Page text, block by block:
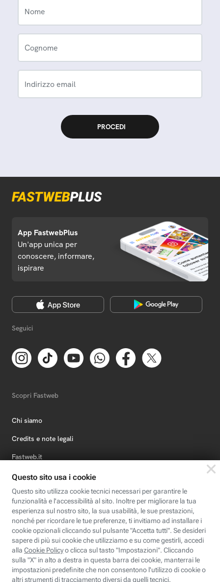
Nome
Cognome
Indirizzo email
App FastwebPlus
Un'app unica per
conoscere, informare,
ispirare
Seguici
Scopri Fastweb
Chi siamo
Credits e note legali
Fastweb.it
Formazione
Fastweb Digital Academy
STEP FuturAbility District